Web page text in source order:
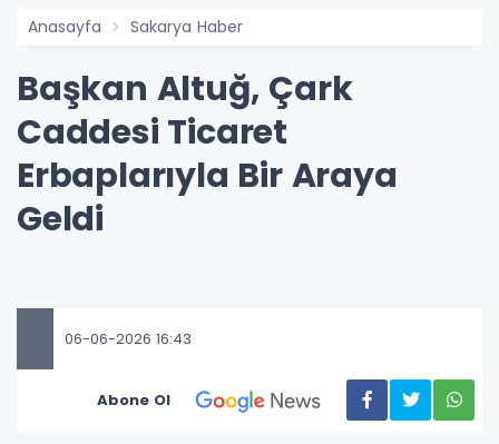
Anasayfa Sakarya Haber
Başkan Altuğ, Çark
Caddesi Ticaret
Erbaplarıyla Bir Araya
Geldi
06-06-2026 16:43
Abone Ol